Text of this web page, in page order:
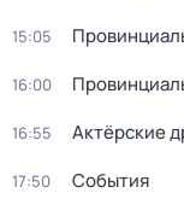
15:05
16:00
16:55 Актёрские
17:50 События